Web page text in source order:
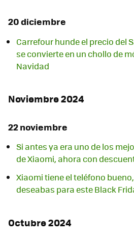
20 diciembre
Carrefour hunde el precio del
se convierte en un chollo de
Navidad
Noviembre 2024
22 noviembre
Si antes ya era uno de los
de Xiaomi, ahora con
Xiaomi tiene el teléfono
deseabas para este Black
Octubre 2024